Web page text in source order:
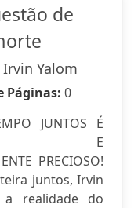
de
Irvin Yalom
Páginas: 0
JUNTOS É
E
PRECIOSO!
juntos, Irvin
a realidade do